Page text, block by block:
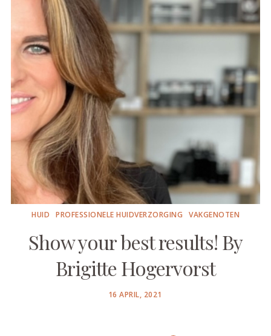
HUID PROFESSIONELE HUIDVERZORGING VAKGENOTEN
Show your best results! By
Brigitte Hogervorst
POSTED
16 APRIL, 2021